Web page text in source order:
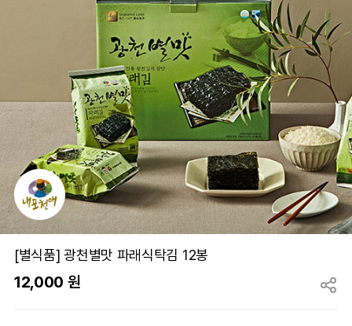
[별식품] 광천별맛 파래식탁김 12봉
12,000 원